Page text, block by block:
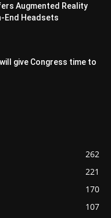
Augmented Reality
End Headsets
will give Congress time to
262
221
170
107